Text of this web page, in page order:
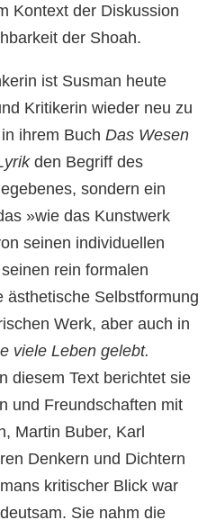
Kontext der Diskussion
der Shoah.
ist Susman heute
Kritikerin wieder neu zu
ihrem Buch Das Wesen
den Begriff des
sondern ein
»wie das Kunstwerk
seinen individuellen
rein formalen
ästhetische Selbstformung
Werk, aber auch in
viele Leben gelebt.
diesem Text berichtet sie
und Freundschaften mit
Martin Buber, Karl
Denkern und Dichtern
kritischer Blick war
Sie nahm die